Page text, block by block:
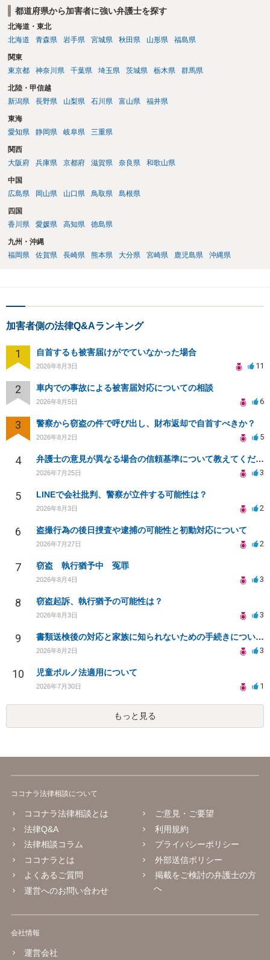
都道府県から加害者に強い弁護士を探す
北海道・東北
北海道
青森県 岩手県 宮城県 秋田県 山形県 福島県
関東
東京都
神奈川県 千葉県 埼玉県 茨城県 栃木県 群馬県
北陸・甲信越
新潟県
長野県 山梨県 石川県 富山県 福井県
東海
愛知県
静岡県 岐阜県 三重県
関西
大阪府
兵庫県 京都府 滋賀県 奈良県 和歌山県
中国
広島県
岡山県 山口県 鳥取県 島根県
四国
香川県
愛媛県 高知県 徳島県
九州・沖縄
福岡県
佐賀県 長崎県 熊本県 大分県 宮崎県 鹿児島県 沖縄県
加害者側の法律Q&Aランキング
1 自首するも被害届けがでていなかった場合
2026年8月3日 11
2 車内での事故による被害届対応についての相談
2026年8月5日 6
3 警察から窃盗の件で呼び出し、財布返却で自首すべきか？
2026年8月2日 5
4 弁護士の意見が異なる場合の信頼基準について教えてください
2026年7月25日 3
5 LINEで会社批判、警察が立件する可能性は？
2026年8月3日 2
6 盗撮行為の後日捜査や逮捕の可能性と初動対応について
2026年7月27日 2
7 窃盗 執行猶予中 冤罪
2026年8月4日 3
8 窃盗起訴、執行猶予の可能性は？
2026年8月3日 3
9 書類送検後の対応と家族に知られないための手続きについて相談
2026年8月2日 3
10 児童ポルノ法適用について
2026年7月30日 1
もっと見る
ココナラ法律相談について
ココナラ法律相談とは
法律Q&A
法律相談コラム
ココナラとは
よくあるご質問
運営へのお問い合わせ
ご意見・ご要望
利用規約
プライバシーポリシー
外部送信ポリシー
掲載をご検討の弁護士の方
へ
会社情報
運営会社